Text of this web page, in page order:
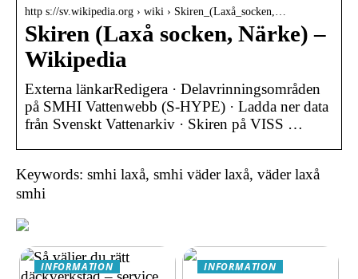
http s://sv.wikipedia.org › wiki › Skiren_(Laxå_socken,…
Skiren (Laxå socken, Närke) –
Wikipedia
Externa länkarRedigera · Delavrinningsområden
på SMHI Vattenwebb (S-HYPE) · Ladda ner data
från Svenskt Vattenarkiv · Skiren på VISS …
Keywords: smhi laxå, smhi väder laxå, väder laxå
smhi
INFORMATION INFORMATION